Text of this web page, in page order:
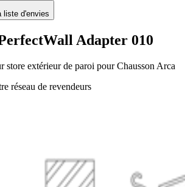
liste d'envies
Adapter 010
store extérieur de paroi pour Chausson Arca
réseau de revendeurs